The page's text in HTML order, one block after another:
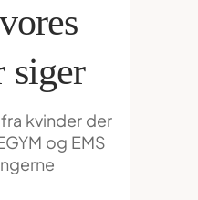
siger
kvinder der
og EMS